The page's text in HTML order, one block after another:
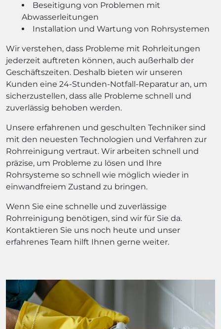
Beseitigung von Problemen mit
Abwasserleitungen
Installation und Wartung von Rohrsystemen
Wir verstehen, dass Probleme mit Rohrleitungen
jederzeit auftreten können, auch außerhalb der
Geschäftszeiten. Deshalb bieten wir unseren
Kunden eine 24-Stunden-Notfall-Reparatur an, um
sicherzustellen, dass alle Probleme schnell und
zuverlässig behoben werden.
Unsere erfahrenen und geschulten Techniker sind
mit den neuesten Technologien und Verfahren zur
Rohrreinigung vertraut. Wir arbeiten schnell und
präzise, um Probleme zu lösen und Ihre
Rohrsysteme so schnell wie möglich wieder in
einwandfreiem Zustand zu bringen.
Wenn Sie eine schnelle und zuverlässige
Rohrreinigung benötigen, sind wir für Sie da.
Kontaktieren Sie uns noch heute und unser
erfahrenes Team hilft Ihnen gerne weiter.